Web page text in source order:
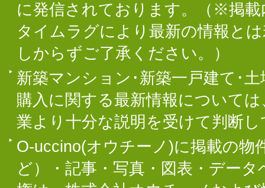
に発信されております。（※掲
タイムラグにより最新の情報と
しからずご了承ください。）
新築マンション･新築一戸建て･
購入に関する最新情報について
業より十分な説明を受けて判断
O-uccino(オウチーノ)に掲載の物
ど）・記事・写真・図表・デー